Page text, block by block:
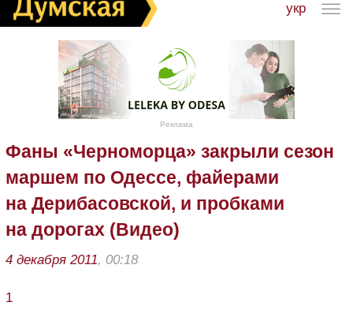
укр
Реклама
Фаны «Черноморца» закрыли сезон
маршем по Одессе, файерами
на Дерибасовской, и пробками
на дорогах (Видео)
4 декабря 2011, 00:18
1